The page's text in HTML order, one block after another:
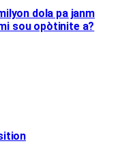
dola pa janm
sou opòtinite a?